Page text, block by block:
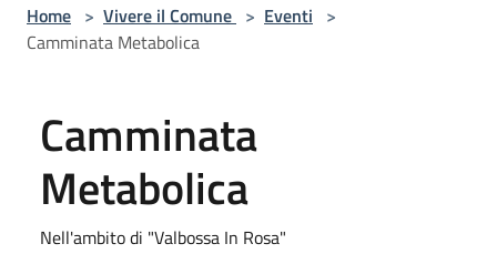
Home > Vivere il Comune > Eventi >
Camminata Metabolica
Camminata
Metabolica
Nell'ambito di "Valbossa In Rosa"